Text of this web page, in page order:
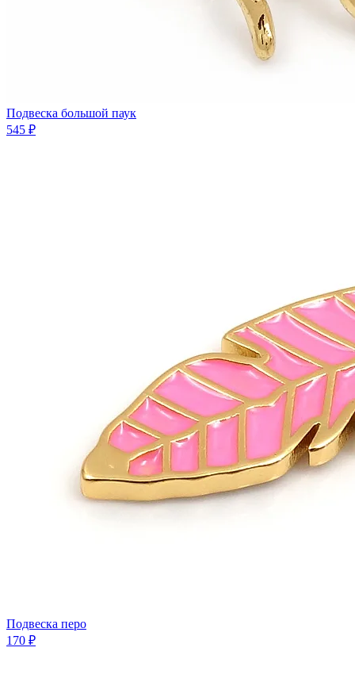
Подвеска большой паук
545 ₽
Подвеска перо
170 ₽